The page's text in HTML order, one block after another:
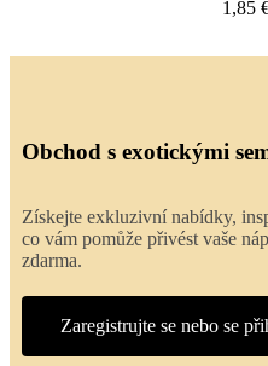
2,00
Obchod s exotickými
Získejte exkluzivní nabídky,
co vám pomůže přivést vaše
zdarma.
Zaregistrujte se nebo se